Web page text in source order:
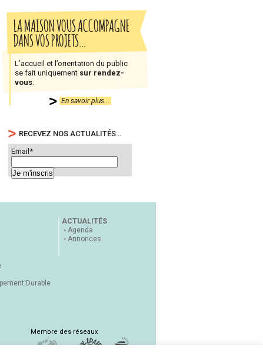
LA MAISON VOUS ACCOMPAGNE
DANS VOS PROJETS…
L’accueil et l’orientation du public
se fait uniquement sur rendez-
vous
En savoir plus...
RECEVEZ NOS ACTUALITÉS…
Email*
Durable
ACTUALITÉS
Agenda
Annonces
Membre des réseaux